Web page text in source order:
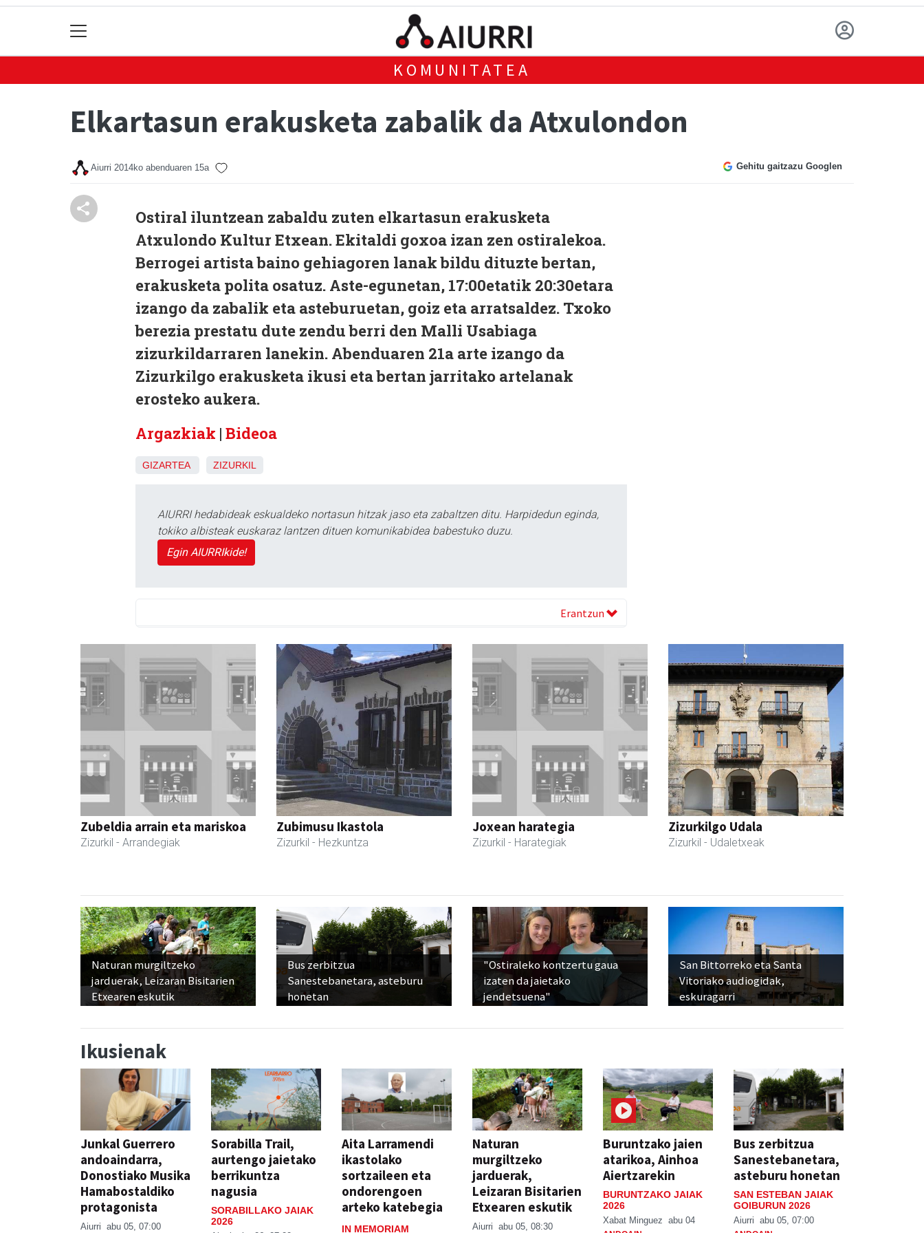
KOMUNITATEA
Elkartasun erakusketa zabalik da Atxulondon
Aiurri 2014ko abenduaren 15a Gehitu gaitzazu Googlen
Ostiral iluntzean zabaldu zuten elkartasun erakusketa
Atxulondo Kultur Etxean. Ekitaldi goxoa izan zen ostiralekoa.
Berrogei artista baino gehiagoren lanak bildu dituzte bertan,
erakusketa polita osatuz. Aste-egunetan, 17:00etatik 20:30etara
izango da zabalik eta asteburuetan, goiz eta arratsaldez. Txoko
berezia prestatu dute zendu berri den Malli Usabiaga
zizurkildarraren lanekin. Abenduaren 21a arte izango da
Zizurkilgo erakusketa ikusi eta bertan jarritako artelanak
erosteko aukera.
Argazkiak | Bideoa
GIZARTEA ZIZURKIL
AIURRI hedabideak eskualdeko nortasun hitzak jaso eta zabaltzen ditu. Harpidedun eginda,
tokiko albisteak euskaraz lantzen dituen komunikabidea babestuko duzu.
Egin AIURRIkide!
Erantzun
Zubeldia arrain eta mariskoa
Zizurkil - Arrandegiak
Zubimusu Ikastola
Zizurkil - Hezkuntza
Joxean harategia
Zizurkil - Harategiak
Zizurkilgo Udala
Zizurkil - Udaletxeak
Naturan murgiltzeko
jarduerak, Leizaran Bisitarien
Etxearen eskutik
Bus zerbitzua
Sanestebanetara, asteburu
honetan
"Ostiraleko kontzertu gaua
izaten da jaietako
jendetsuena"
San Bittorreko eta Santa
Vitoriako audiogidak,
eskuragarri
Ikusienak
Junkal Guerrero
andoaindarra,
Donostiako Musika
Hamabostaldiko
protagonista
Aiurri abu 05, 07:00
Sorabilla Trail,
aurtengo jaietako
berrikuntza
nagusia
SORABILLAKO JAIAK
2026
Aita Larramendi
ikastolako
sortzaileen eta
ondorengoen
arteko katebegia
IN MEMORIAM
Naturan
murgiltzeko
jarduerak,
Leizaran Bisitarien
Etxearen eskutik
Aiurri abu 05, 08:30
Buruntzako jaien
atarikoa, Ainhoa
Aiertzarekin
BURUNTZAKO JAIAK
2026
Xabat Minguez abu 04
Bus zerbitzua
Sanestebanetara,
asteburu honetan
SAN ESTEBAN JAIAK
GOIBURUN 2026
Aiurri abu 05, 07:00